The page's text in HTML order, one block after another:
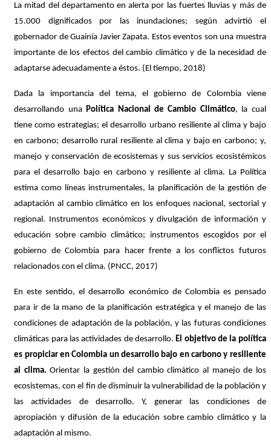
La mitad del departamento en alerta por las fuertes lluvias y más de
15.000 dignificados por las inundaciones; según advirtió el
gobernador de Guainía Javier Zapata. Estos eventos son una muestra
importante de los efectos del cambio climático y de la necesidad de
adaptarse adecuadamente a éstos. (El tiempo, 2018)
Dada la importancia del tema, el gobierno de Colombia viene
desarrollando una Política Nacional de Cambio Climático, la cual
tiene como estrategias; el desarrollo urbano resiliente al clima y bajo
en carbono; desarrollo rural resiliente al clima y bajo en carbono; y,
manejo y conservación de ecosistemas y sus servicios ecosistémicos
para el desarrollo bajo en carbono y resiliente al clima. La Política
estima como líneas instrumentales, la planificación de la gestión de
adaptación al cambio climático en los enfoques nacional, sectorial y
regional. Instrumentos económicos y divulgación de información y
educación sobre cambio climático; instrumentos escogidos por el
gobierno de Colombia para hacer frente a los conflictos futuros
relacionados con el clima. (PNCC, 2017)
En este sentido, el desarrollo económico de Colombia es pensado
para ir de la mano de la planificación estratégica y el manejo de las
condiciones de adaptación de la población, y las futuras condiciones
climáticas para las actividades de desarrollo. El objetivo de la política
es propiciar en Colombia un desarrollo bajo en carbono y resiliente
al clima. Orientar la gestión del cambio climático al manejo de los
ecosistemas, con el fin de disminuir la vulnerabilidad de la población y
las actividades de desarrollo. Y, generar las condiciones de
apropiación y difusión de la educación sobre cambio climático y la
adaptación al mismo.